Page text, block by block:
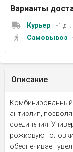
Варианты
Курьер ~1 дн.
Самовывоз
Описание
Комбинированный
антислип,
соединения.
рожковую
обеспечивает